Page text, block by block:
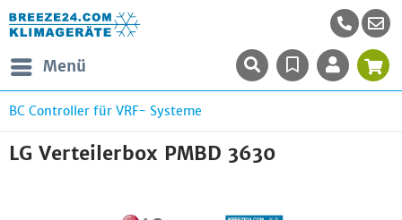
Menü
BC Controller für VRF- Systeme
LG Verteilerbox PMBD 3630